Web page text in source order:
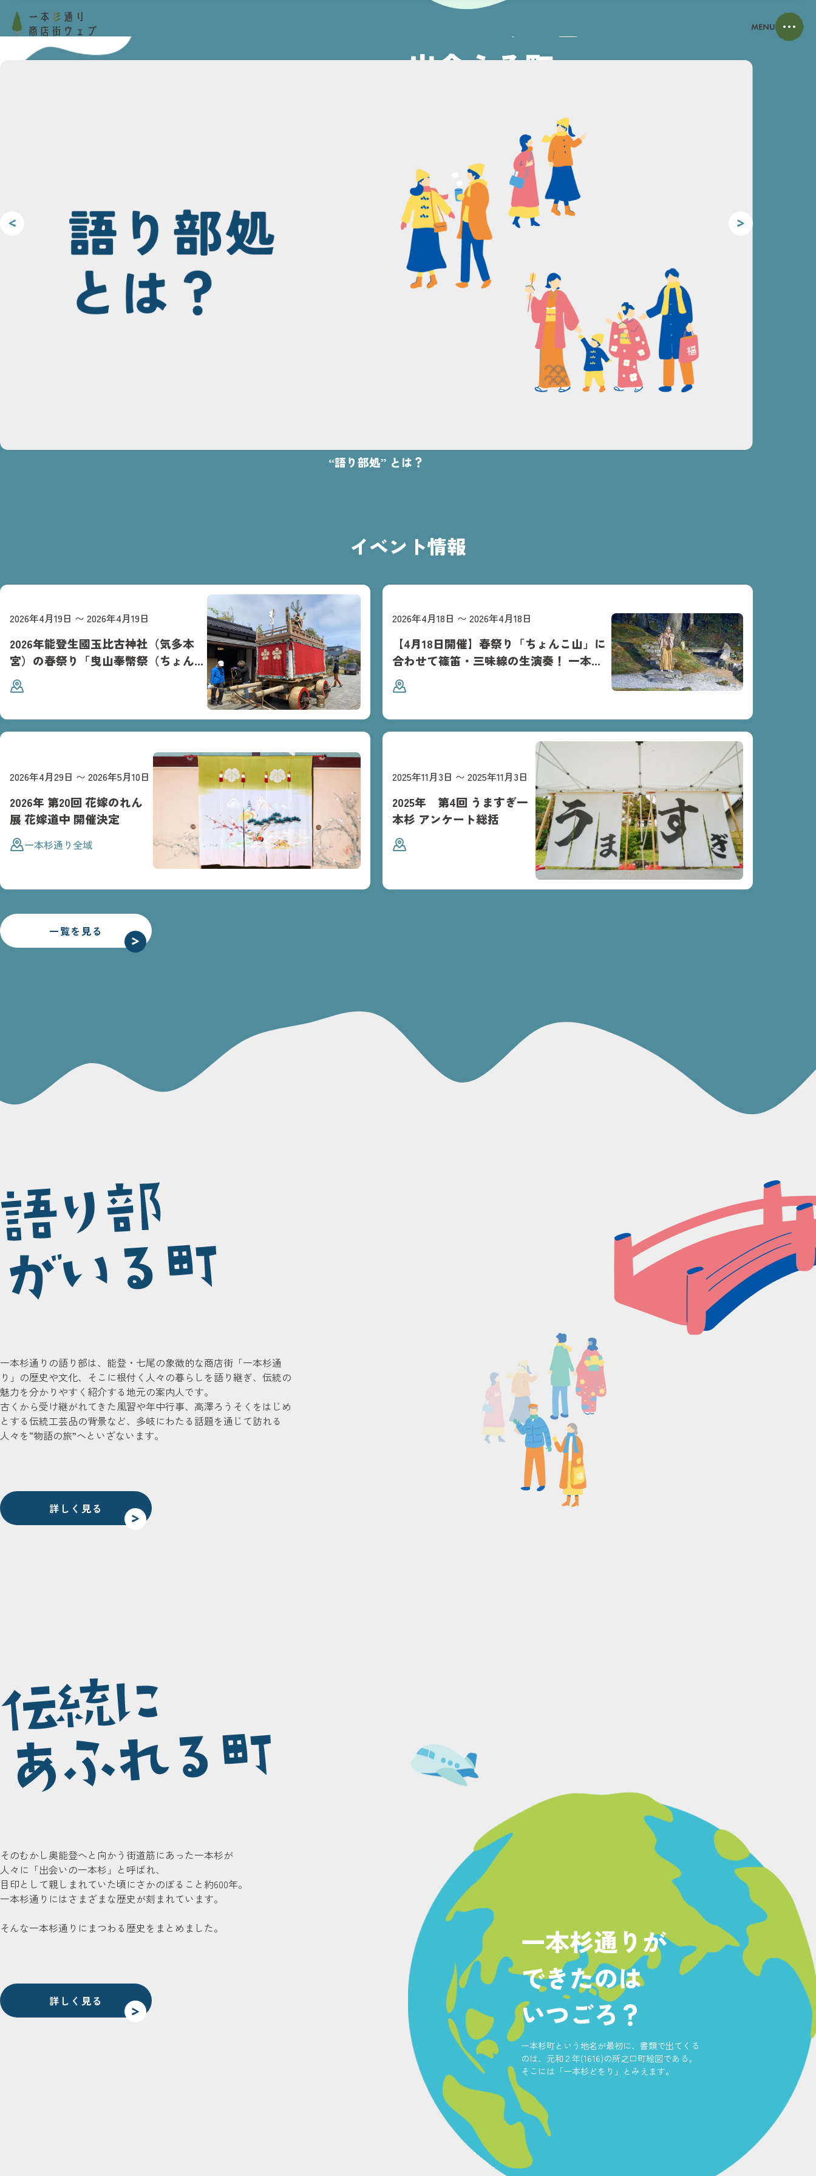
能登の今と昔に
出会える町。
“語り部処” とは？
イベント情報
2026年4月19日 〜 2026年4月19日
2026年能登生國玉比古神社（気多本
宮）の春祭り「曳山奉幣祭（ちょんこ
山）最新情報
2026年4月18日 〜 2026年4月18日
【4月18日開催】春祭り「ちょんこ山」に
合わせて篠笛・三味線の生演奏！ 一本杉
通りで和楽器体験イベント開催
2026年4月29日 〜 2026年5月10日
2026年 第20回 花嫁のれん
展 花嫁道中 開催決定
一本杉通り全域
2025年11月3日 〜 2025年11月3日
2025年 第4回 うますぎ一
本杉 アンケート総括
一覧を見る
一本杉通りの語り部は、能登・七尾の象徴的な商店街「一本杉通
り」の歴史や文化、そこに根付く人々の暮らしを語り継ぎ、伝統の
魅力を分かりやすく紹介する地元の案内人です。
古くから受け継がれてきた風習や年中行事、高澤ろうそくをはじめ
とする伝統工芸品の背景など、多岐にわたる話題を通じて訪れる
人々を“物語の旅”へといざないます。
詳しく見る
そのむかし奥能登へと向かう街道筋にあった一本杉が
人々に「出会いの一本杉」と呼ばれ、
目印として親しまれていた頃にさかのぼること約600年。
一本杉通りにはさまざまな歴史が刻まれています。
そんな一本杉通りにまつわる歴史をまとめました。
詳しく見る
一本杉通りが
できたのは
いつごろ？
一本杉町という地名が最初に、書類で出てくる
のは、元和２年(1616)の所之口町絵図である。
そこには「一本杉どをり」とみえます。